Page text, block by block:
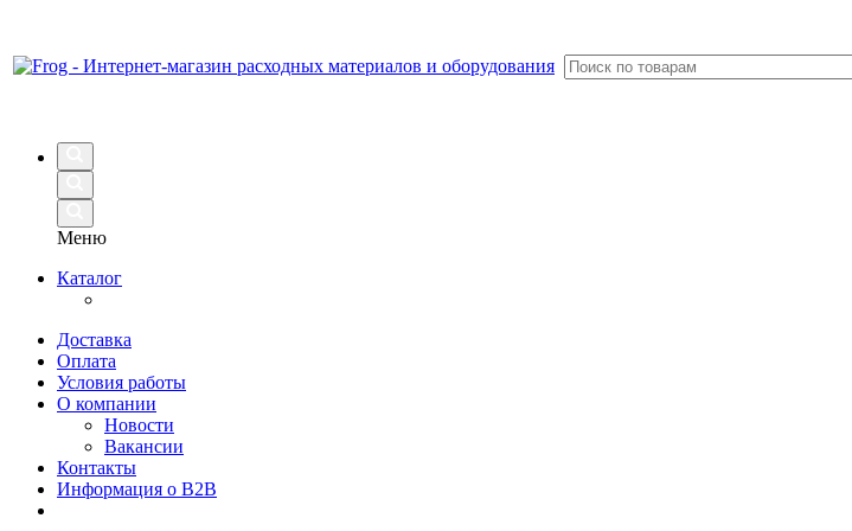
Меню
Каталог
Доставка
Оплата
Условия работы
О компании
Новости
Вакансии
Контакты
Информация о B2B